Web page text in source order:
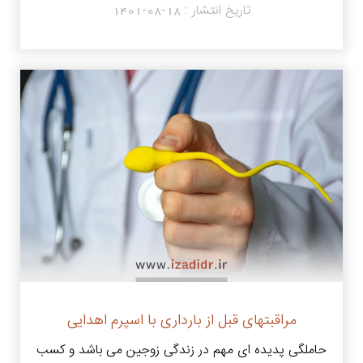
تاریخ انتشار :1401-08-18
مراقبتهای قبل از بارداری با اسپرم اهدایی
حاملگی پدیده ای مهم در زندگی زوجین می باشد و کسب